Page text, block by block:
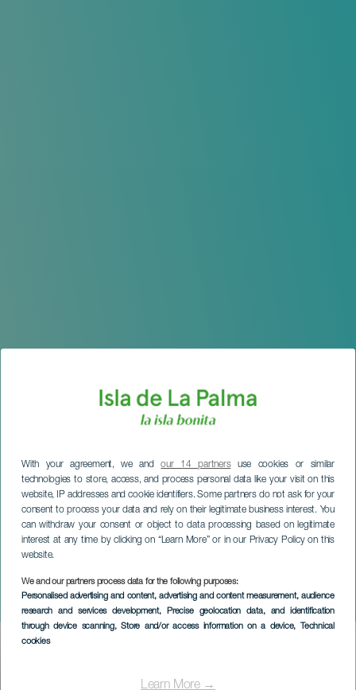
With your agreement, we andour 14 partnersuse cookies or similar
technologies to store, access, and process personal data like your visit on this
website, IP addresses and cookie identifiers. Some partners do not ask for your
consent to process your data and rely on their legitimate business interest. You
can withdraw your consent or object to data processing based on legitimate
interest at any time by clicking on “Learn More” or in our Privacy Policy on this
website.
We and our partners process data for the following purposes:
Personalised advertising and content, advertising and content measurement, audience
research and services development, Precise geolocation data, and identification
through device scanning, Store and/or access information on a device, Technical
cookies
Learn More →
Latino Word Fest
LA PALMA
Imagen